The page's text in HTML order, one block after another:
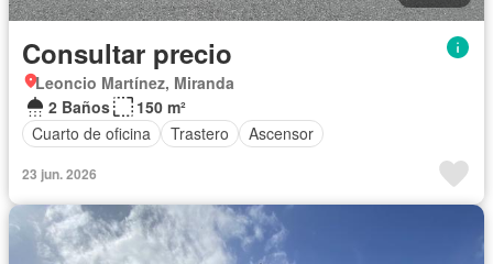
Consultar precio
Leoncio Martínez, Miranda
2 Baños
150 m²
Cuarto de oficina
Trastero Ascensor
23 jun. 2026